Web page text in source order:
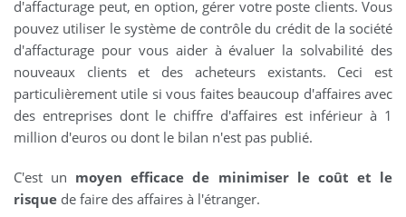
d'affacturage peut, en option, gérer votre poste clients. Vous
pouvez utiliser le système de contrôle du crédit de la société
d'affacturage pour vous aider à évaluer la solvabilité des
nouveaux clients et des acheteurs existants. Ceci est
particulièrement utile si vous faites beaucoup d'affaires avec
des entreprises dont le chiffre d'affaires est inférieur à 1
million d'euros ou dont le bilan n'est pas publié.
C'est un moyen efficace de minimiser le coût et le
risque de faire des affaires à l'étranger.